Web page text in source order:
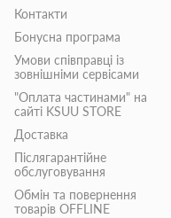
Контакти
Бонусна програма
Умови співправці із
зовнішніми сервісами
"Оплата частинами" на
сайті KSUU STORE
Доставка
Післягарантійне
обслуговування
Обмін та повернення
товарів OFFLINE